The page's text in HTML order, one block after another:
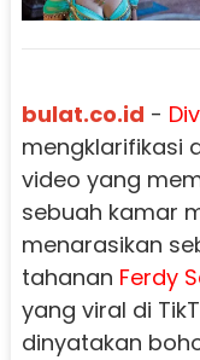
bulat.co.id -
mengklarifikasi
video yang
sebuah kamar
menarasikan
tahanan Ferdy
yang viral di
dinyatakan